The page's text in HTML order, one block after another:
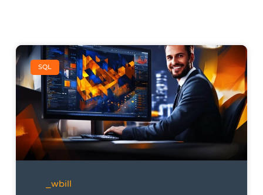
SQL
_wbill